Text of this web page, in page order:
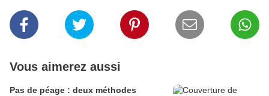
Vous aimerez aussi
Pas de péage : deux méthodes